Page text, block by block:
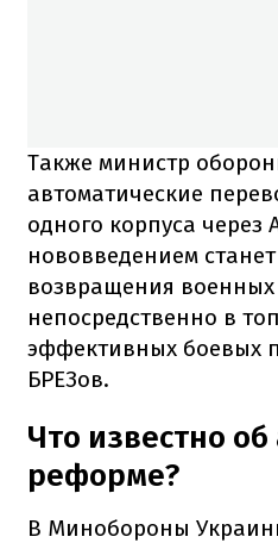
Также министр
автоматические
одного корпуса
нововведением
возвращения военных
непосредственно в
эффективных боевых
БРЕЗов.
Что известно
реформе?
В Минобороны